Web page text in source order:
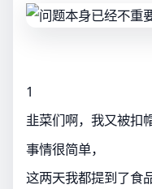
1
韭菜们啊，我又被扣
事情很简单，
这两天我都提到了食